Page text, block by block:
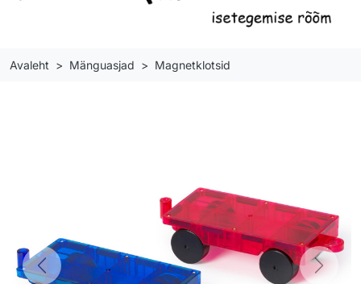
Avaleht Mänguasjad Magnetklotsid
Previous Next